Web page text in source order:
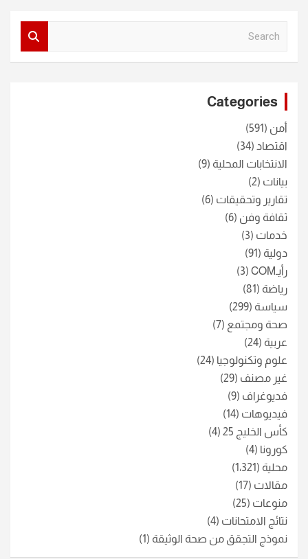
Categories
أمن (591)
اقتصاد (34)
الانتخابات المحلية (9)
بيانات (2)
تقارير وتحقيقات (6)
ثقافة وفن (6)
خدمات (3)
دولية (91)
رأيـCOM
(3)
رياضة (81)
سياسة (299)
صحة ومجتمع (7)
عربية (24)
علوم وتكنولوجيا (24)
غير مصنف (29)
فديوغراف (9)
فيديوهات (14)
كأس الخليج 25
(4)
كورونا (4)
محلية (1٬321)
مقالات (17)
منوعات (25)
نتائج الامتحانات (4)
نموذج التجقق من صحة الوثيقة (1)